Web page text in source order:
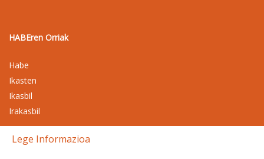
HABEren Orriak
Habe
Ikasten
Ikasbil
Irakasbil
Lege Informazioa